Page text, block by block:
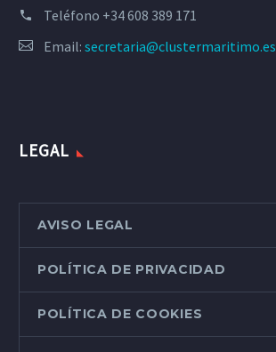
Teléfono +34 608 389 171
Email: secretaria@clustermaritimo.es
LEGAL
AVISO LEGAL
POLÍTICA DE PRIVACIDAD
POLÍTICA DE COOKIES